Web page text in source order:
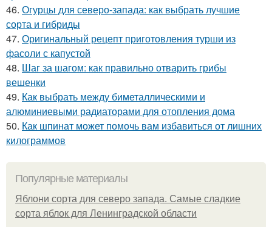
46. Огурцы для северо-запада: как выбрать лучшие
сорта и гибриды
47. Оригинальный рецепт приготовления турши из
фасоли с капустой
48. Шаг за шагом: как правильно отварить грибы
вешенки
49. Как выбрать между биметаллическими и
алюминиевыми радиаторами для отопления дома
50. Как шпинат может помочь вам избавиться от лишних
килограммов
Популярные материалы
Яблони сорта для северо запада. Самые сладкие
сорта яблок для Ленинградской области